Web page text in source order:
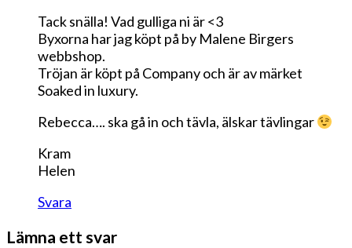
Tack snälla! Vad gulliga ni är <3
Byxorna har jag köpt på by Malene Birgers
webbshop.
Tröjan är köpt på Company och är av märket
Soaked in luxury.
Rebecca…. ska gå in och tävla, älskar tävlingar
Kram
Helen
Svara
Lämna ett svar